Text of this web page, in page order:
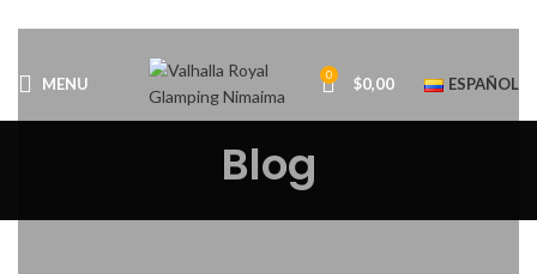
MENU 0 $0,00 ESPAÑOL
Blog